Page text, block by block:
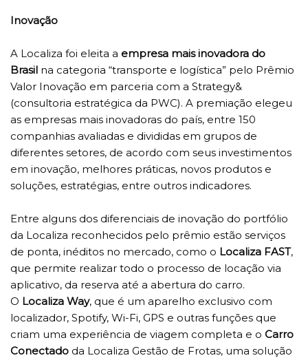
Inovação
A Localiza foi eleita a empresa mais inovadora do
Brasil na categoria “transporte e logística” pelo Prêmio
Valor Inovação em parceria com a Strategy&
(consultoria estratégica da PWC). A premiação elegeu
as empresas mais inovadoras do país, entre 150
companhias avaliadas e divididas em grupos de
diferentes setores, de acordo com seus investimentos
em inovação, melhores práticas, novos produtos e
soluções, estratégias, entre outros indicadores.
Entre alguns dos diferenciais de inovação do portfólio
da Localiza reconhecidos pelo prêmio estão serviços
de ponta, inéditos no mercado, como o Localiza FAST,
que permite realizar todo o processo de locação via
aplicativo, da reserva até a abertura do carro.
O Localiza Way, que é um aparelho exclusivo com
localizador, Spotify, Wi-Fi, GPS e outras funções que
criam uma experiência de viagem completa e o Carro
Conectado da Localiza Gestão de Frotas, uma solução